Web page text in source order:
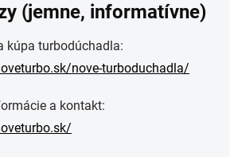
(jemne, informatívne)
kúpa turbodúchadla:
nove-turboduchadla/
a kontakt: